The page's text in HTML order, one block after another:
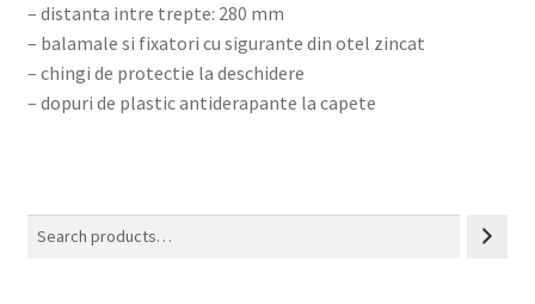
– distanta intre trepte: 280 mm
– balamale si fixatori cu sigurante din otel zincat
– chingi de protectie la deschidere
– dopuri de plastic antiderapante la capete
Search